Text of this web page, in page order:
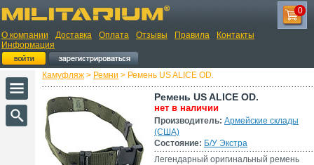
О компании Доставка Оплата Отзывы Правила
Контакты
Информация
0
Камуфляж > Ремни > Ремень US ALICE OD.
Ремень US ALICE OD.
нет в наличии
Производитель: Армейские склады
(США)
Состояние: Б/У Экстра
Легендарный оригинальный ремень